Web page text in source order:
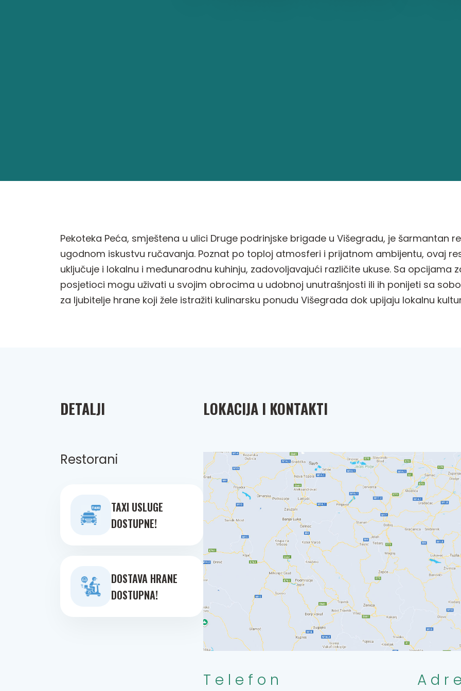
Pekoteka Peća, smještena u ulici Druge podrinjske brigade u Višegradu, je šarmantan
ugodnom iskustvu ručavanja. Poznat po toploj atmosferi i prijatnom ambijentu, ovaj
uključuje i lokalnu i međunarodnu kuhinju, zadovoljavajući različite ukuse. Sa opcijama
posjetioci mogu uživati u svojim obrocima u udobnoj unutrašnjosti ili ih ponijeti sa
za ljubitelje hrane koji žele istražiti kulinarsku ponudu Višegrada dok upijaju lokalnu
DETALJI
Restorani
TAXI USLUGE
DOSTUPNE!
DOSTAVA HRANE
DOSTUPNA!
LOKACIJA I KONTAKTI
Telefon